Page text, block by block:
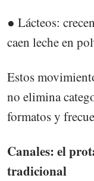
● Lácteos:
caen leche en
Estos
no elimina
formatos y
Canales: el
tradicional